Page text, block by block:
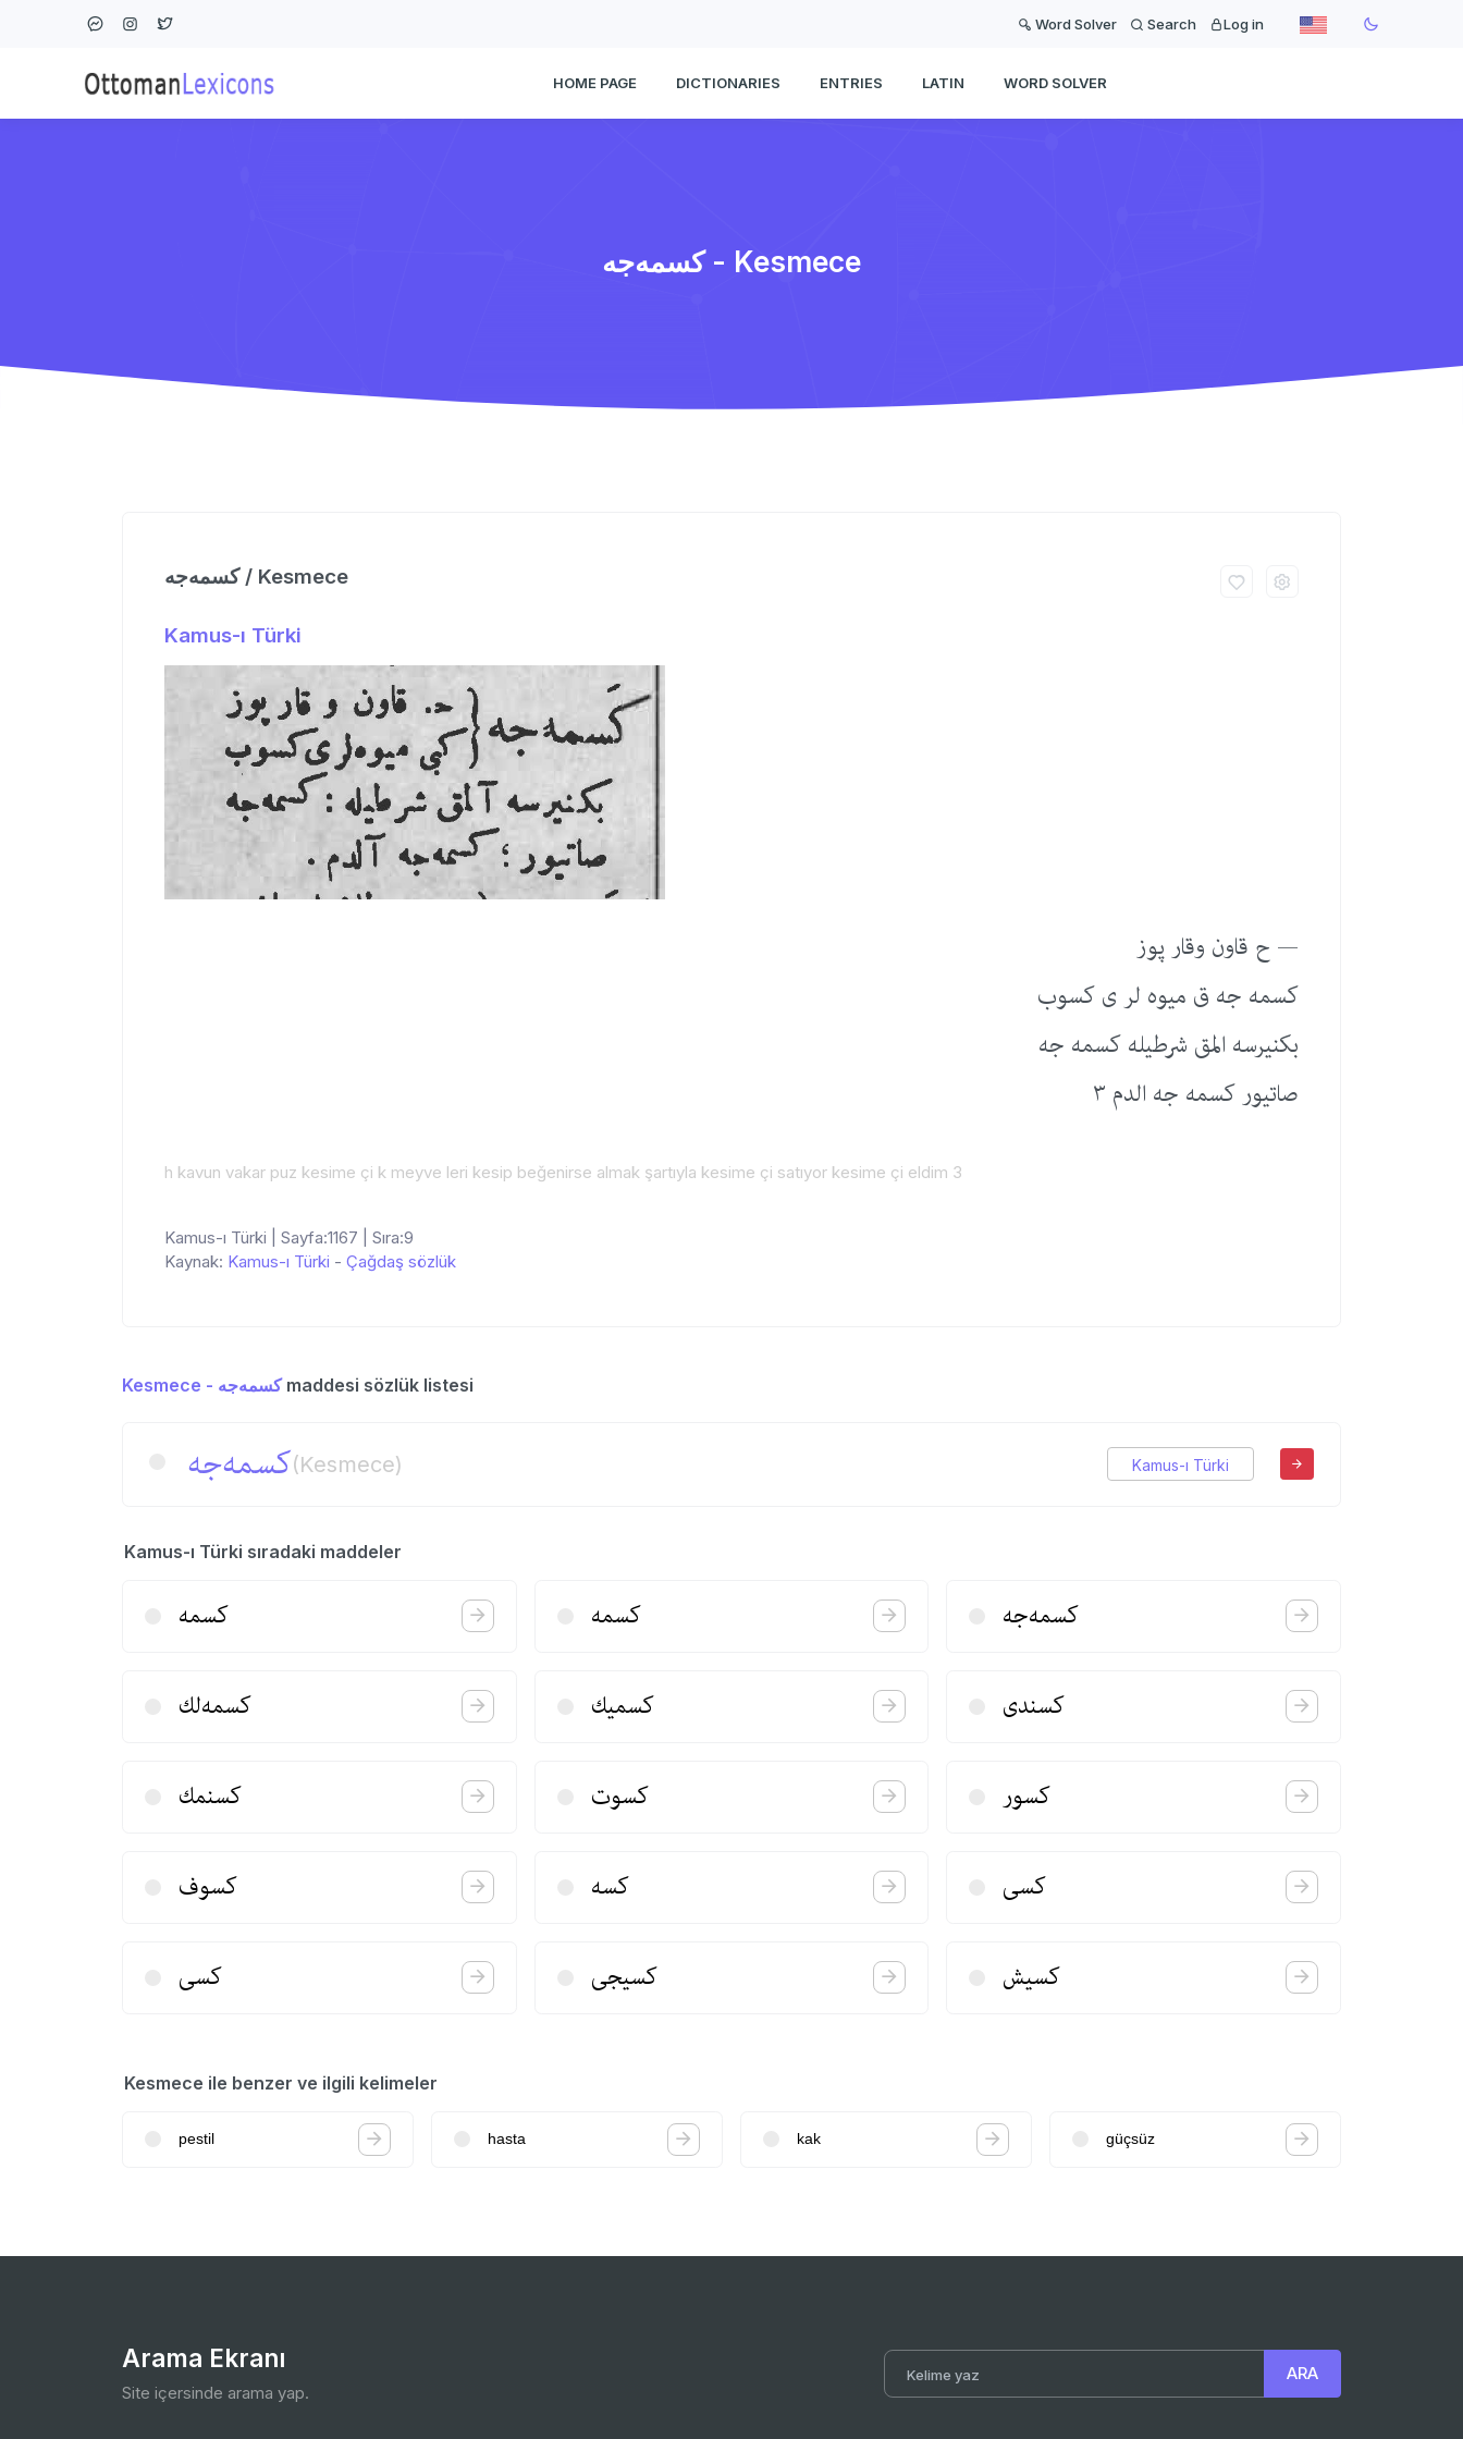
Word Solver Search Log in
HOME PAGE DICTIONARIES ENTRIES LATIN WORD SOLVER
كسمه‌جه - Kesmece
كسمه‌جه / Kesmece
Kamus-ı Türki
— ح قاون وقار پوز
كسمه جه ق میوه لر ی كسوب
بكنیرسه المق شرطیله كسمه جه
صاتیور كسمه جه الدم ٣
h kavun vakar puz kesime çi k meyve leri kesip beğenirse almak şartıyla kesime çi satıyor kesime çi eldim 3
Kamus-ı Türki | Sayfa:1167 | Sıra:9
Kaynak: Kamus-ı Türki - Çağdaş sözlük
Kesmece - كسمه‌جهmaddesi sözlük listesi
كسمه‌جه(Kesmece) Kamus-ı Türki
Kamus-ı Türki sıradaki maddeler
كسمه كسمه كسمه‌جه
كسمه‌لك كسمیك كسندی
كسنمك كسوت كسور
كسوف كسه كسی
كسی كسیجی كسیش
Kesmece ile benzer ve ilgili kelimeler
pestil hasta kak güçsüz
Arama Ekranı
Site içersinde arama yap.